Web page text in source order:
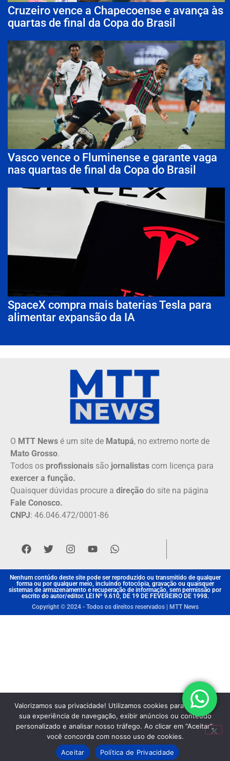
Cruzeiro vence a Chapecoense e avança às
quartas de final da Copa do Brasil
Vasco vence o Fluminense e garante vaga
nas quartas de final da Copa do Brasil
SpaceX compra mais baterias Tesla para
alimentar expansão da IA
O MTT News é um site de Matupá, no extremo norte de
Mato Grosso.
Todos os profissionais são jornalistas com licença para
exercer a função.
Quaisquer dúvidas procure a direção do site na página
Fale Conosco.
CNPJ: 46.046.472/0001-86
Nenhum contúdo deste site pode ser reproduzido ou transmitido de qualquer
forma ou por qualquer meio, incluindo fotocópia, gravação ou quaisquer
sistemas de armazenamento e recuperação de informação, sem permissão por
escrito do autor/editor. LEI Nº 9.610, DE 19 DE FEVEREIRO DE 1998.
Copyright © 2024 - Todos os direitos reservados | MTT News
Valorizamos sua privacidade! Utilizamos cookies para aprimorar
sua experiência de navegação, exibir anúncios ou conteúdo
personalizado e analisar nosso tráfego. Ao clicar em “Aceitar”,
você concorda com nosso uso de cookies.
Aceitar
Política de Privacidade